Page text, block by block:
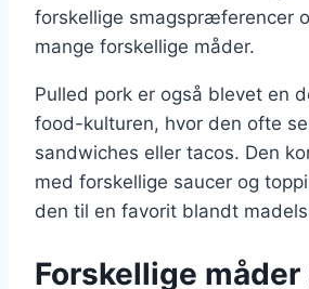
forskellige smagspræferencer
mange forskellige måder.
Pulled pork er også blevet en
food-kulturen, hvor den ofte
sandwiches eller tacos. Den
med forskellige saucer og
den til en favorit blandt
Forskellige måder